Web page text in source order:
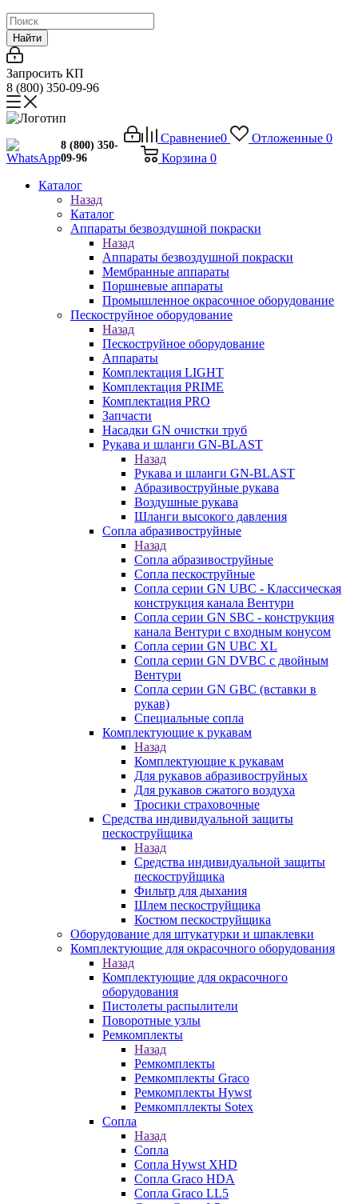
Найти
Запросить КП
8 (800) 350-09-96
Сравнение0 Отложенные 0
Корзина 0
8 (800) 350-
09-96
Каталог
Назад
Каталог
Аппараты безвоздушной покраски
Назад
Аппараты безвоздушной покраски
Мембранные аппараты
Поршневые аппараты
Промышленное окрасочное оборудование
Пескоструйное оборудование
Назад
Пескоструйное оборудование
Аппараты
Комплектация LIGHT
Комплектация PRIME
Комплектация PRO
Запчасти
Насадки GN очистки труб
Рукава и шланги GN-BLAST
Назад
Рукава и шланги GN-BLAST
Абразивоструйные рукава
Воздушные рукава
Шланги высокого давления
Сопла абразивоструйные
Назад
Сопла абразивоструйные
Сопла пескоструйные
Сопла серии GN UBC - Классическая
конструкция канала Вентури
Сопла серии GN SBC - конструкция
канала Вентури c входным конусом
Сопла серии GN UBC XL
Сопла серии GN DVBC с двойным
Вентури
Сопла серии GN GBC (вставки в
рукав)
Специальные сопла
Комплектующие к рукавам
Назад
Комплектующие к рукавам
Для рукавов абразивоструйных
Для рукавов сжатого воздуха
Тросики страховочные
Средства индивидуальной защиты
пескоструйщика
Назад
Средства индивидуальной защиты
пескоструйщика
Фильтр для дыхания
Шлем пескоструйщика
Костюм пескоструйщика
Оборудование для штукатурки и шпаклевки
Комплектующие для окрасочного оборудования
Назад
Комплектующие для окрасочного
оборудования
Пистолеты распылители
Поворотные узлы
Ремкомплекты
Назад
Ремкомплекты
Ремкомплекты Graco
Ремкомплекты Hywst
Ремкомпллекты Sotex
Сопла
Назад
Сопла
Сопла Hywst XHD
Сопла Graco HDA
Сопла Graco LL5